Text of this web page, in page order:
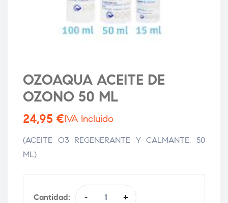
OZOAQUA ACEITE DE
OZONO 50 ML
24,95 €IVA Incluido
(ACEITE O3 REGENERANTE Y CALMANTE, 50
ML)
Cantidad: - +